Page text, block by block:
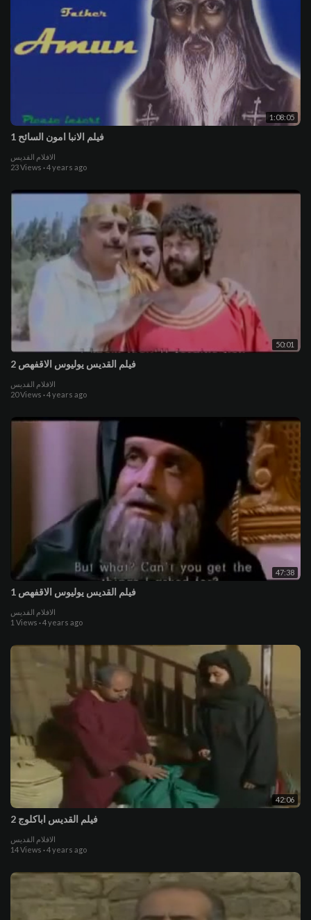
1:08:05
فيلم الانبا امون السائح 1
الافلام القديس
23 Views ·4 years ago
50:01
فيلم القديس يوليوس الاقفهص 2
الافلام القديس
20 Views ·4 years ago
47:38
فيلم القديس يوليوس الاقفهص 1
الافلام القديس
1 Views ·4 years ago
42:06
فيلم القديس اباكلوج 2
الافلام القديس
14 Views ·4 years ago